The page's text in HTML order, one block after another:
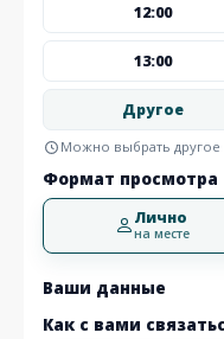
12:00
13:00
Другое
Можно выбрать
Формат просмотра
Лично
на месте
Ваши данные
Как с вами